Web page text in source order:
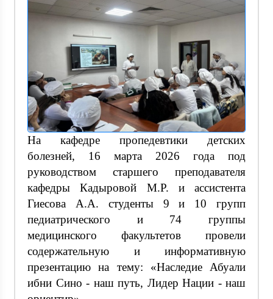
На кафедре пропедевтики детских
болезней, 16 марта 2026 года под
руководством старшего преподавателя
кафедры Кадыровой М.Р. и ассистента
Гиесова А.А. студенты 9 и 10 групп
педиатрического и 74 группы
медицинского факультетов провели
содержательную и информативную
презентацию на тему: «Наследие Абуали
ибни Сино - наш путь, Лидер Нации - наш